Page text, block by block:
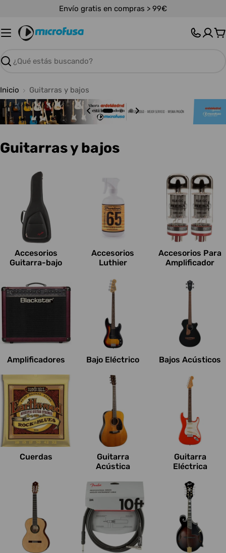
contenido
Envío gratis en compras > 99€
Buscar
Inicio Guitarras y bajos
C
e
s
:
Guitarras y bajos
Accesorios
Guitarra-bajo
Accesorios
Luthier
Accesorios Para
Amplificador
Amplificadores Bajo Eléctrico Bajos Acústicos
Cuerdas
Guitarra
Acústica
Guitarra
Eléctrica